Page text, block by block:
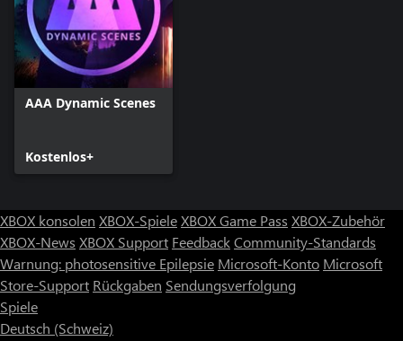
AAA Dynamic Scenes
Kostenlos+
XBOX konsolen XBOX-SpieleXBOX Game Pass XBOX-Zubehör
XBOX-News XBOX Support FeedbackCommunity-Standards
Warnung: photosensitive Epilepsie Microsoft-Konto Microsoft
Store-Support Rückgaben Sendungsverfolgung
Spiele
Deutsch (Schweiz)